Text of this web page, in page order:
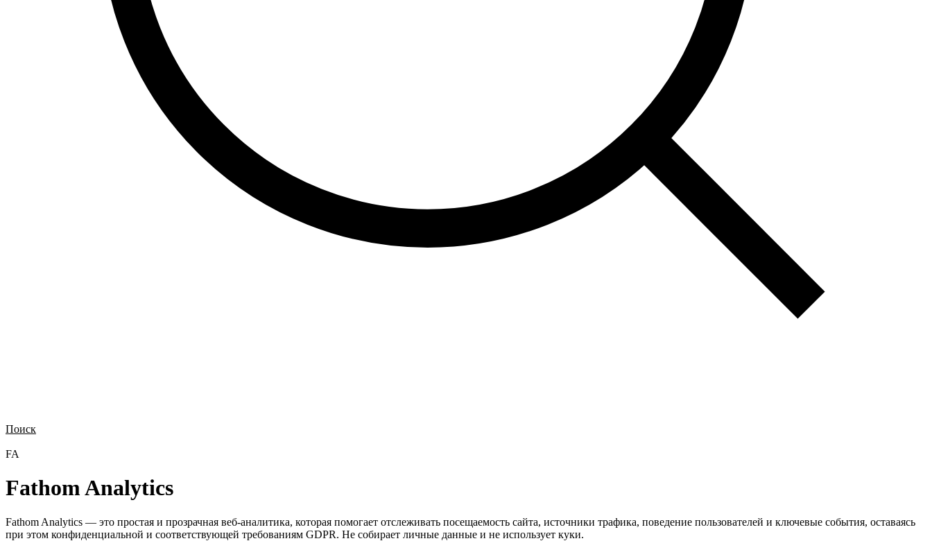
Поиск
FA
Fathom Analytics
Fathom Analytics — это простая и прозрачная веб-аналитика, которая помогает отслеживать посещаемость сайта, источники трафика, поведение пользователей и ключевые события, оставаясь
при этом конфиденциальной и соответствующей требованиям GDPR. Не собирает личные данные и не использует куки.